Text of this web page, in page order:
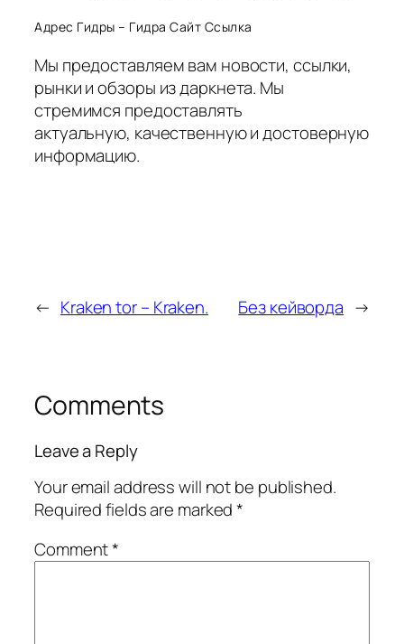
Адрес Гидры – Гидра Сайт Ссылка
Мы предоставляем вам новости, ссылки,
рынки и обзоры из даркнета. Мы
стремимся предоставлять
актуальную, качественную и достоверную
информацию.
← Kraken tor – Kraken. Без кейворда →
Comments
Leave a Reply
Your email address will not be published.
Required fields are marked*
Comment*